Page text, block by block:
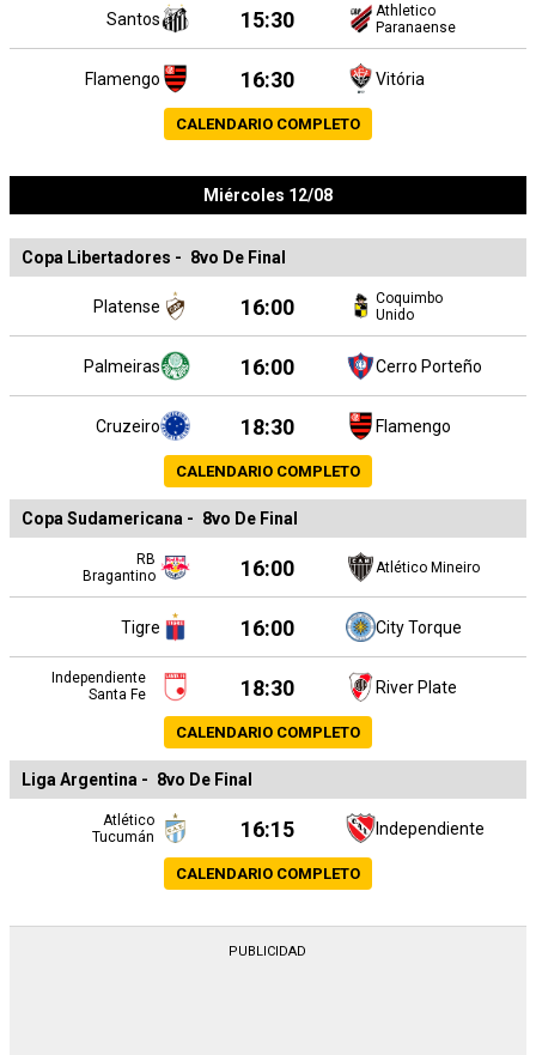
Santos 15:30
Athletico
Paranaense
Flamengo 16:30 Vitória
CALENDARIO COMPLETO
Miércoles 12/08
Copa Libertadores - 8vo De Final
Platense 16:00
Coquimbo
Unido
Palmeiras 16:00 Cerro Porteño
Cruzeiro 18:30 Flamengo
CALENDARIO COMPLETO
Copa Sudamericana - 8vo De Final
RB
Bragantino
16:00 Atlético Mineiro
Tigre 16:00 City Torque
Independiente
Santa Fe
18:30 River Plate
CALENDARIO COMPLETO
Liga Argentina - 8vo De Final
Atlético
Tucumán
16:15 Independiente
CALENDARIO COMPLETO